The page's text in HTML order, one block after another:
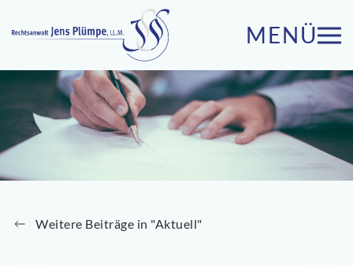
Zum Hauptinhalt springen MENÜ
Weitere Beiträge in "Aktuell"